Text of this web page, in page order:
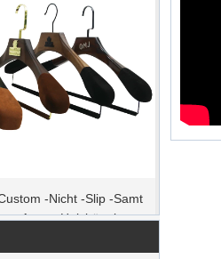
Anzug Holzbügel
und planten, den
Die Fabrik ist die
Waren nach dem